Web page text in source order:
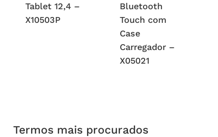
Tablet 12,4 –
X10503P
Bluetooth
Touch com
Case
Carregador –
X05021
Termos mais procurados